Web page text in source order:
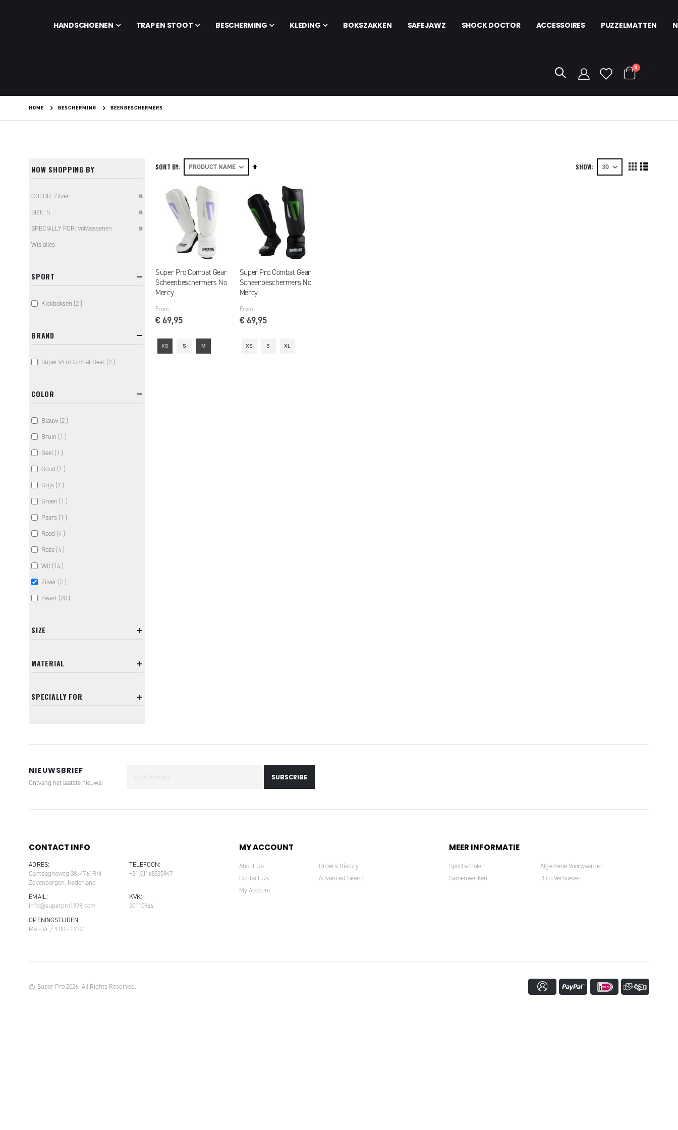
HANDSCHOENEN TRAP EN STOOT BESCHERMING KLEDING BOKSZAKKEN SAFEJAWZ SHOCK DOCTOR ACCESSOIRES PUZZELMATTEN
kar
0items
HOME BESCHERMING BEENBESCHERMERS
SORT BY
Set
SHOW
View
GridList
Super Pro Combat Gear
Scheenbeschermers No
Mercy
From
€ 69,95
XS S M
Super Pro Combat Gear
Scheenbeschermers No
Mercy
From
€ 69,95
XS S XL
NOW SHOPPING BY
COLOR Zilver
Remove
SIZE S
Remove
SPECIALLY FOR Volwassenen
Remove
Wis alles
SPORT
Kickboksen 2items
BRAND
Super Pro Combat Gear 2items
COLOR
Blauw 2items
Bruin 1 item
Geel 1 item
Goud 1 item
Grijs 2items
Groen 1 item
Paars 1 item
Rood 4items
Roze 4items
Wit 14items
Zilver 2items
Zwart 20items
SIZE
MATERIAL
SPECIALLY FOR
NIEUWSBRIEF
Ontvang het laatste nieuws!
SUBSCRIBE
CONTACT INFO
ADRES:
Campagneweg 38, 4761RM
Zevenbergen, Nederland
TELEFOON:
+31(0)168335947
EMAIL:
info@superpro1978.com
KVK:
20110944
OPENINGSTIJDEN:
Ma - Vr / 9:00 - 17:00
MY ACCOUNT
About Us
Contact Us
My Account
Orders History
Advanced Search
MEER INFORMATIE
Sportscholen
Samenwerken
Algemene Voorwaarden
Rico Verhoeven
© Super Pro 2026. All Rights Reserved.